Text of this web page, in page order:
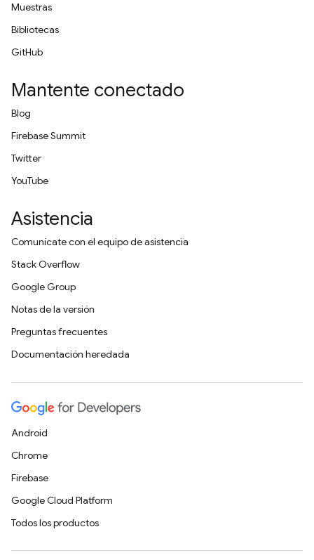
Muestras
Bibliotecas
GitHub
Mantente conectado
Blog
Firebase Summit
Twitter
YouTube
Asistencia
Comunícate con el equipo de asistencia
Stack Overflow
Google Group
Notas de la versión
Preguntas frecuentes
Documentación heredada
Android
Chrome
Firebase
Google Cloud Platform
Todos los productos